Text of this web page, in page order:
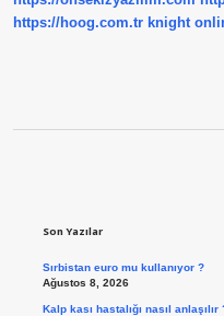
https://hoog.com.tr knight
Son Yazılar
Sırbistan euro mu kullanıyor ?
Ağustos 8, 2026
Kalp kası hastalığı nasıl anlaşılır